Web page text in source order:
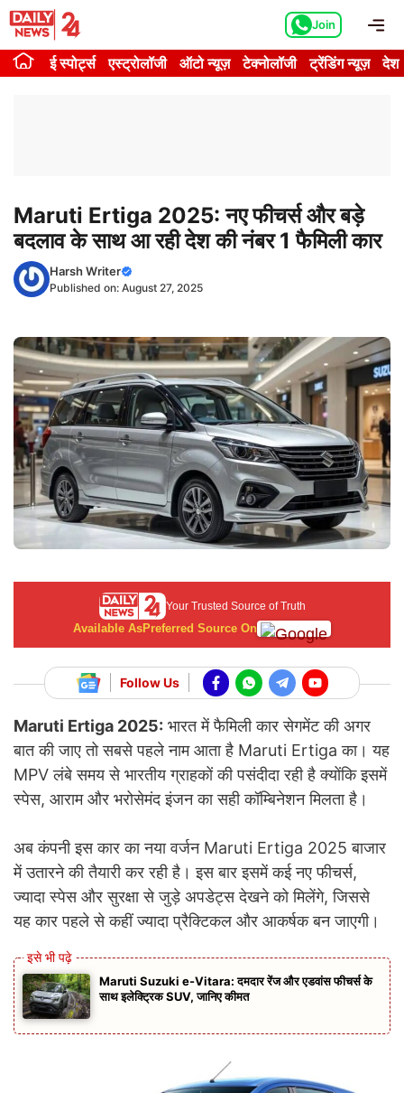
Skip
content
Join
ई स्पोर्ट्स एस्ट्रोलॉजी ऑटो न्यूज़ टेक्नोलॉजी ट्रेंडिंग न्यूज़ देश
Maruti Ertiga 2025: नए फीचर्स और बड़े
बदलाव के साथ आ रही देश की नंबर 1 फैमिली कार
Harsh Writer
Published on: August 27, 2025
Your Trusted Source of Truth
Available AsPreferred Source On
Follow Us
Maruti Ertiga 2025: भारत में फैमिली कार सेगमेंट की अगर
बात की जाए तो सबसे पहले नाम आता है Maruti Ertiga का। यह
MPV लंबे समय से भारतीय ग्राहकों की पसंदीदा रही है क्योंकि इसमें
स्पेस, आराम और भरोसेमंद इंजन का सही कॉम्बिनेशन मिलता है।
अब कंपनी इस कार का नया वर्जन Maruti Ertiga 2025 बाजार
में उतारने की तैयारी कर रही है। इस बार इसमें कई नए फीचर्स,
ज्यादा स्पेस और सुरक्षा से जुड़े अपडेट्स देखने को मिलेंगे, जिससे
यह कार पहले से कहीं ज्यादा प्रैक्टिकल और आकर्षक बन जाएगी।
Maruti Suzuki e-Vitara: दमदार रेंज और एडवांस फीचर्स के
साथ इलेक्ट्रिक SUV, जानिए कीमत